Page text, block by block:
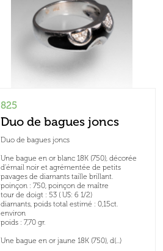
825
Duo de bagues joncs
Duo de bagues joncs
Une bague en or blanc 18K (750), décorée
d'émail noir et agrémentée de petits
pavages de diamants taille brillant.
poinçon : 750, poinçon de maître
tour de doigt : 53 ( US: 6 1/2)
diamants, poids total estimé : 0,15ct.
environ
poids : 7,70 gr.
Une bague en or jaune 18K (750), d(...)